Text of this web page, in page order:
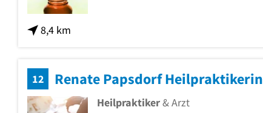
8,4 km
12 Renate Papsdorf Heilpraktikerin
Heilpraktiker& Arzt